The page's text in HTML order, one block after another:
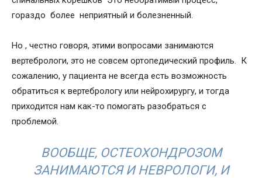
гораздо более неприятный и болезненный.
Но , честно говоря, этими вопросами занимаются
вертебрологи, это не совсем ортопедический профиль. К
сожалению, у пациента не всегда есть возможность
обратиться к вертебрологу или нейрохирургу, и тогда
приходится нам как-то помогать разобраться с
проблемой.
ВООБЩЕ, ОСТЕОХОНДРОЗОМ
ЗАНИМАЮТСЯ И НЕВРОЛОГИ, И